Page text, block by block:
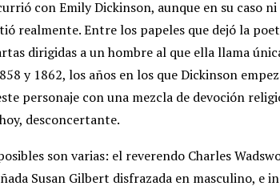
con Emily Dickinson, aunque en su caso
realmente. Entre los papeles que dejó la
dirigidas a un hombre al que ella llama
y 1862, los años en los que Dickinson
personaje con una mezcla de devoción
desconcertante.
son varias: el reverendo Charles
Susan Gilbert disfrazada en masculino, e